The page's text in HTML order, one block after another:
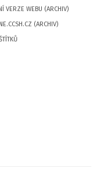
VERZE WEBU (ARCHIV)
(ARCHIV)